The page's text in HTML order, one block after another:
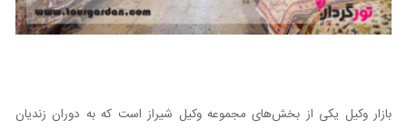
بازار وکیل یکی از بخش‌های مجموعه وکیل شیراز است که به دوران زندیان